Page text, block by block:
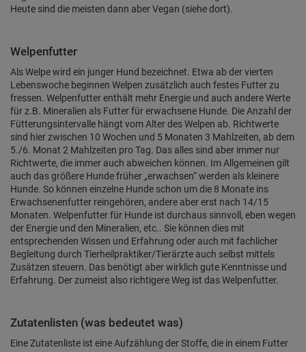
Heute sind die meisten dann aber Vegan (siehe dort).
Welpenfutter
Als Welpe wird ein junger Hund bezeichnet. Etwa ab der vierten
Lebenswoche beginnen Welpen zusätzlich auch festes Futter zu
fressen. Welpenfutter enthält mehr Energie und auch andere Werte
für z.B. Mineralien als Futter für erwachsene Hunde. Die Anzahl der
Fütterungsintervalle hängt vom Alter des Welpen ab. Richtwerte
sind hier zwischen 10 Wochen und 5 Monaten 3 Mahlzeiten, ab dem
5./6. Monat 2 Mahlzeiten pro Tag. Das alles sind aber immer nur
Richtwerte, die immer auch abweichen können. Im Allgemeinen gilt
auch das größere Hunde früher „erwachsen“ werden als kleinere
Hunde. So können einzelne Hunde schon um die 8 Monate ins
Erwachsenenfutter reingehören, andere aber erst nach 14/15
Monaten. Welpenfutter für Hunde ist durchaus sinnvoll, eben wegen
der Energie und den Mineralien, etc.. Sie können dies mit
entsprechenden Wissen und Erfahrung oder auch mit fachlicher
Begleitung durch Tierheilpraktiker/Tierärzte auch selbst mittels
Zusätzen steuern. Das benötigt aber wirklich gute Kenntnisse und
Erfahrung. Der zumeist also richtigere Weg ist das Welpenfutter.
Zutatenlisten (was bedeutet was)
Eine Zutatenliste ist eine Aufzählung der Stoffe, die in einem Futter